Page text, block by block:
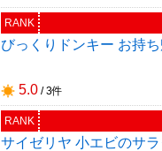
RANK
びっくりドンキー お持
5.0 / 3件
RANK
サイゼリヤ 小エビのサ